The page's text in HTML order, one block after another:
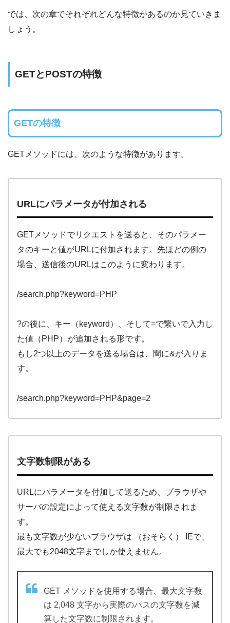
では、次の章でそれぞれどんな特徴があるのか見ていきま
しょう。
GETとPOSTの特徴
GETの特徴
GETメソッドには、次のような特徴があります。
URLにパラメータが付加される
GETメソッドでリクエストを送ると、そのパラメー
タのキーと値がURLに付加されます。先ほどの例の
場合、送信後のURLはこのように変わります。
/search.php?keyword=PHP
?の後に、キー（keyword）、そして=で繋いで入力し
た値（PHP）が追加される形です。
もし2つ以上のデータを送る場合は、間に&が入りま
す。
/search.php?keyword=PHP&page=2
文字数制限がある
URLにパラメータを付加して送るため、ブラウザや
サーバの設定によって使える文字数が制限されま
す。
最も文字数が少ないブラウザは （おそらく） IEで、
最大でも2048文字までしか使えません。
GET メソッドを使用する場合、最大文字数
は 2,048 文字から実際のパスの文字数を減
算した文字数に制限されます。